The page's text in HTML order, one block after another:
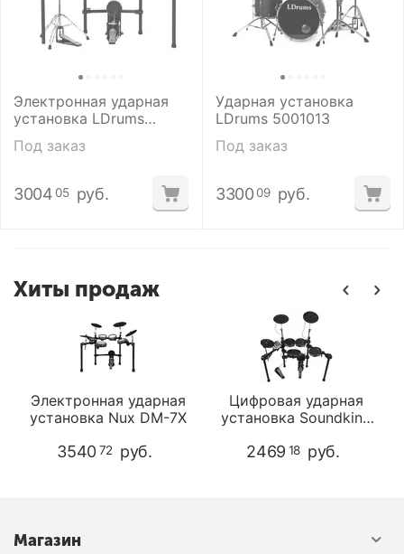
Электронная ударная
установка LDrums
Под заказ
3004 05 руб.
Ударная установка
LDrums 5001013
Под заказ
3300 09 руб.
Хиты продаж
Электронная ударная
установка Nux DM-7X
3540 72 руб.
Цифровая ударная
установка Soundking
2469 18 руб.
Магазин